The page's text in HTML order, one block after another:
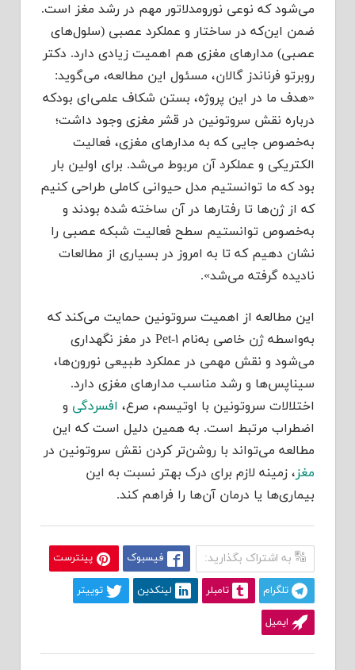
می‌شود که نوعی نورومدلاتور مهم در رشد مغز است.
ضمن این‌که در ساختار و عملکرد عصبی (سلول‌های
عصبی) مدارهای مغزی هم اهمیت زیادی دارد. دکتر
روبرتو فرناندز گالان،‌ مسئول این مطالعه، می‌گوید:
«هدف ما در این پروژه، بستن شکاف علمی‌ای بودکه
درباره نقش سروتونین در قشر مغزی وجود داشت؛
به‌خصوص جایی که به مدارهای مغزی، فعالیت
الکتریکی و عملکرد آن مربوط می‌شد. برای اولین بار
بود که ما توانستیم مدل حیوانی کاملی طراحی کنیم
که از ژن‌ها تا رفتارها در آن ساخته شده بودند و
به‌خصوص توانستیم سطح فعالیت شبکه عصبی را
نشان دهیم که تا به امروز در بسیاری از مطالعات
نادیده گرفته می‌شد».
این مطالعه از اهمیت سروتونین حمایت می‌کند که
به‌واسطه ژن خاصی به‌نام Pet-۱ در مغز نگهداری
می‌شود و نقش مهمی در عملکرد طبیعی نورون‌ها،
سیناپس‌ها و رشد مناسب مدارهای مغزی دارد.
اختلالات سروتونین با اوتیسم، صرع، افسردگی و
اضطراب مرتبط است. به همین دلیل است که این
مطالعه می‌تواند با روشن‌تر کردن نقش سروتونین در
مغز، زمینه لازم برای درک بهتر نسبت به این
بیماری‌ها یا درمان آن‌ها را فراهم کند.
به اشتراک بگذارید: فیسبوک پینترست
تلگرام تامبلر لینکدین توییتر
ایمیل